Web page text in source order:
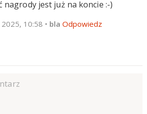
nagrody jest już na koncie :-)
10:58 • bla Odpowiedz